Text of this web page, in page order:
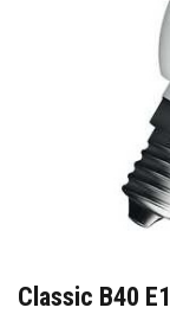
Classic B40